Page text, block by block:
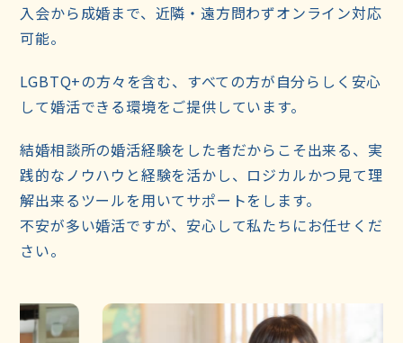
入会から成婚まで、近隣・遠方問わずオンライン対応
可能。
LGBTQ+の方々を含む、すべての方が自分らしく安心
して婚活できる環境をご提供しています。
結婚相談所の婚活経験をした者だからこそ出来る、実
践的なノウハウと経験を活かし、ロジカルかつ見て理
解出来るツールを用いてサポートをします。
不安が多い婚活ですが、安心して私たちにお任せくだ
さい。